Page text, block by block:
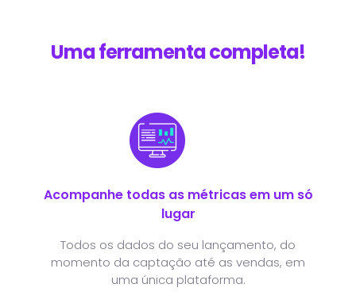
Uma ferramenta completa!
Acompanhe todas as métricas em um só
lugar
Todos os dados do seu lançamento, do
momento da captação até as vendas, em
uma única plataforma.